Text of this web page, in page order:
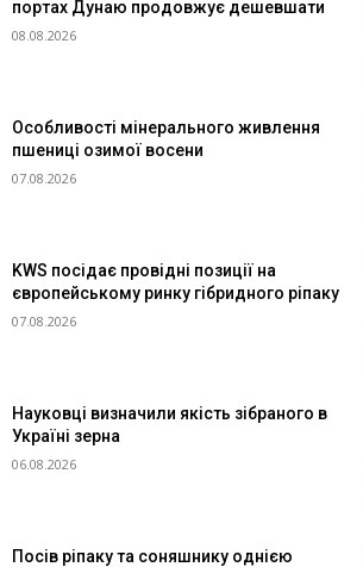
портах Дунаю продовжує дешевшати
08.08.2026
Особливості мінерального живлення
пшениці озимої восени
07.08.2026
KWS посідає провідні позиції на
європейському ринку гібридного ріпаку
07.08.2026
Науковці визначили якість зібраного в
Україні зерна
06.08.2026
Посів ріпаку та соняшнику однією